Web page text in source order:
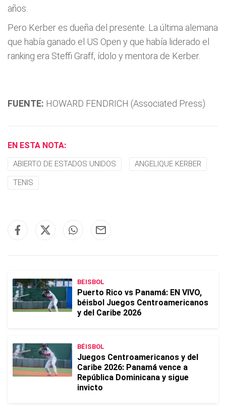
años.
Pero Kerber es dueña del presente. La última alemana
que había ganado el US Open y que había liderado el
ranking era Steffi Graff, ídolo y mentora de Kerber.
FUENTE: HOWARD FENDRICH (Associated Press)
EN ESTA NOTA:
ABIERTO DE ESTADOS UNIDOS ANGELIQUE KERBER
TENIS
BEISBOL
Puerto Rico vs Panamá: EN VIVO,
béisbol Juegos Centroamericanos
y del Caribe 2026
BÉISBOL
Juegos Centroamericanos y del
Caribe 2026: Panamá vence a
República Dominicana y sigue
invicto